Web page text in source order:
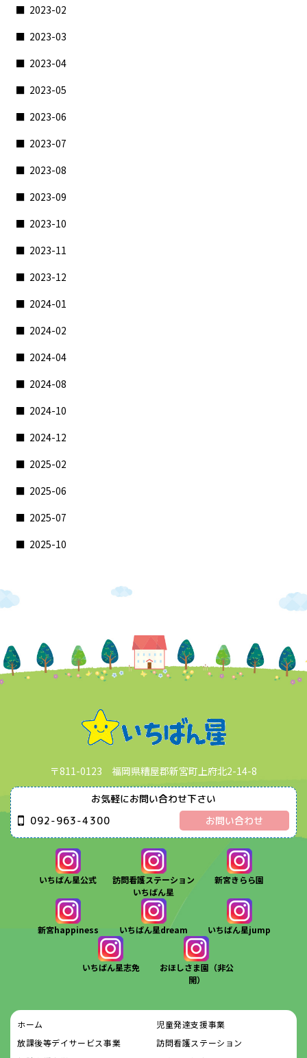
2023-02
2023-03
2023-04
2023-05
2023-06
2023-07
2023-08
2023-09
2023-10
2023-11
2023-12
2024-01
2024-02
2024-04
2024-08
2024-10
2024-12
2025-02
2025-06
2025-07
2025-10
〒811-0123 福岡県糟屋郡新宮町上府北2-14-8
お気軽にお問い合わせ下さい
092-963-4300
お問い合わせ
いちばん星公式
訪問看護ステーション
いちばん星
新宮きらら園
新宮happiness いちばん星dream いちばん星jump
いちばん星志免
おほしさま園（非公
開）
ホーム
児童発達支援事業
放課後等デイサービス事業
訪問看護ステーション